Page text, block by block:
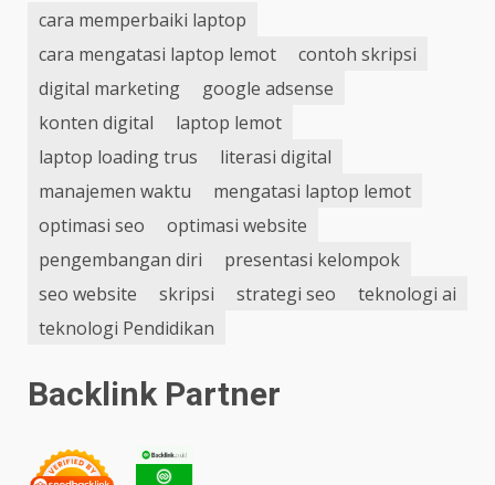
cara memperbaiki laptop
cara mengatasi laptop lemot
contoh skripsi
digital marketing
google adsense
konten digital
laptop lemot
laptop loading trus
literasi digital
manajemen waktu
mengatasi laptop lemot
optimasi seo
optimasi website
pengembangan diri
presentasi kelompok
seo website
skripsi strategi seo
teknologi ai
teknologi Pendidikan
Backlink Partner